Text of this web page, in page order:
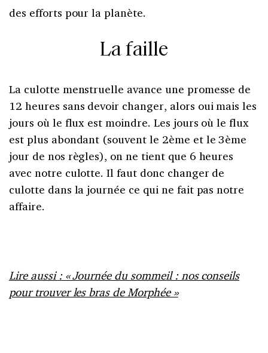
des efforts pour la planète.
La faille
La culotte menstruelle avance une promesse de
12 heures sans devoir changer, alors oui mais les
jours où le flux est moindre. Les jours où le flux
est plus abondant (souvent le 2ème et le 3ème
jour de nos règles), on ne tient que 6 heures
avec notre culotte. Il faut donc changer de
culotte dans la journée ce qui ne fait pas notre
affaire.
Lire aussi : « Journée du sommeil : nos conseils
pour trouver les bras de Morphée »